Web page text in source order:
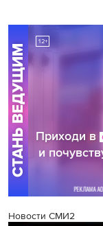
Новости СМИ2